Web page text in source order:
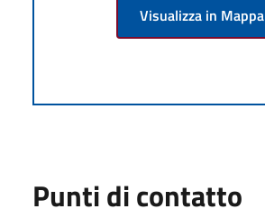
Visualizza in Mappa
Punti di contatto